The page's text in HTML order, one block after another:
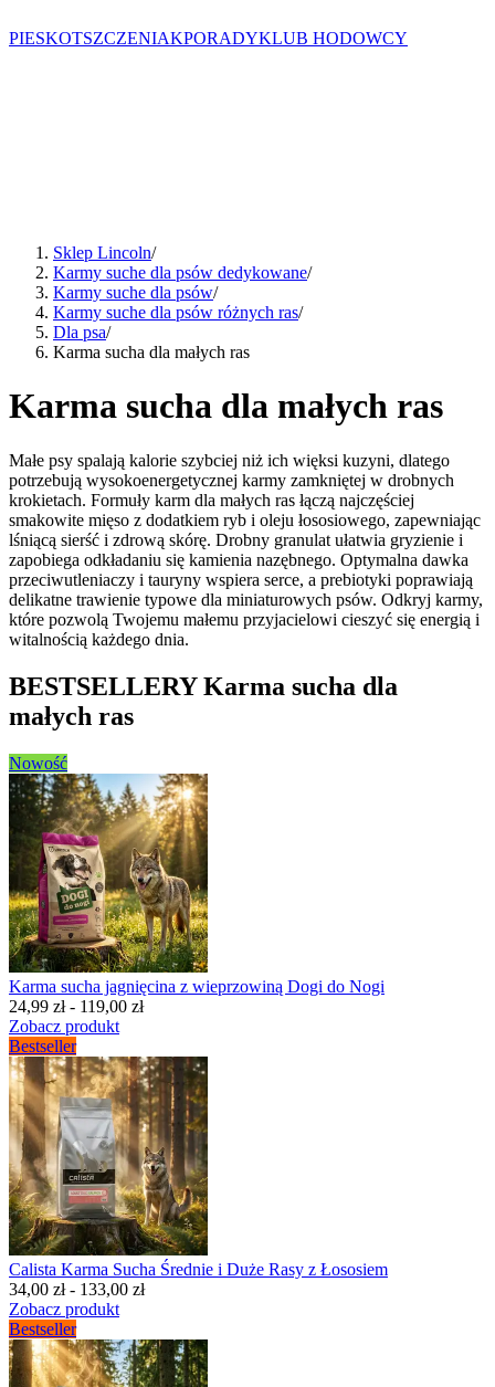
PIESKOTSZCZENIAKPORADYKLUB HODOWCY
Sklep Lincoln/
Karmy suche dla psów dedykowane/
Karmy suche dla psów/
Karmy suche dla psów różnych ras/
Dla psa/
Karma sucha dla małych ras
Karma sucha dla małych ras
Małe psy spalają kalorie szybciej niż ich więksi kuzyni, dlatego
potrzebują wysokoenergetycznej karmy zamkniętej w drobnych
krokietach. Formuły karm dla małych ras łączą najczęściej
smakowite mięso z dodatkiem ryb i oleju łososiowego, zapewniając
lśniącą sierść i zdrową skórę. Drobny granulat ułatwia gryzienie i
zapobiega odkładaniu się kamienia nazębnego. Optymalna dawka
przeciwutleniaczy i tauryny wspiera serce, a prebiotyki poprawiają
delikatne trawienie typowe dla miniaturowych psów. Odkryj karmy,
które pozwolą Twojemu małemu przyjacielowi cieszyć się energią i
witalnością każdego dnia.
BESTSELLERYKarma sucha dla
małych ras
Nowość
Karma sucha jagnięcina z wieprzowiną Dogi do Nogi
24,99 zł - 119,00 zł
Zobacz produkt
Bestseller
Calista Karma Sucha Średnie i Duże Rasy z Łososiem
34,00 zł - 133,00 zł
Zobacz produkt
Bestseller